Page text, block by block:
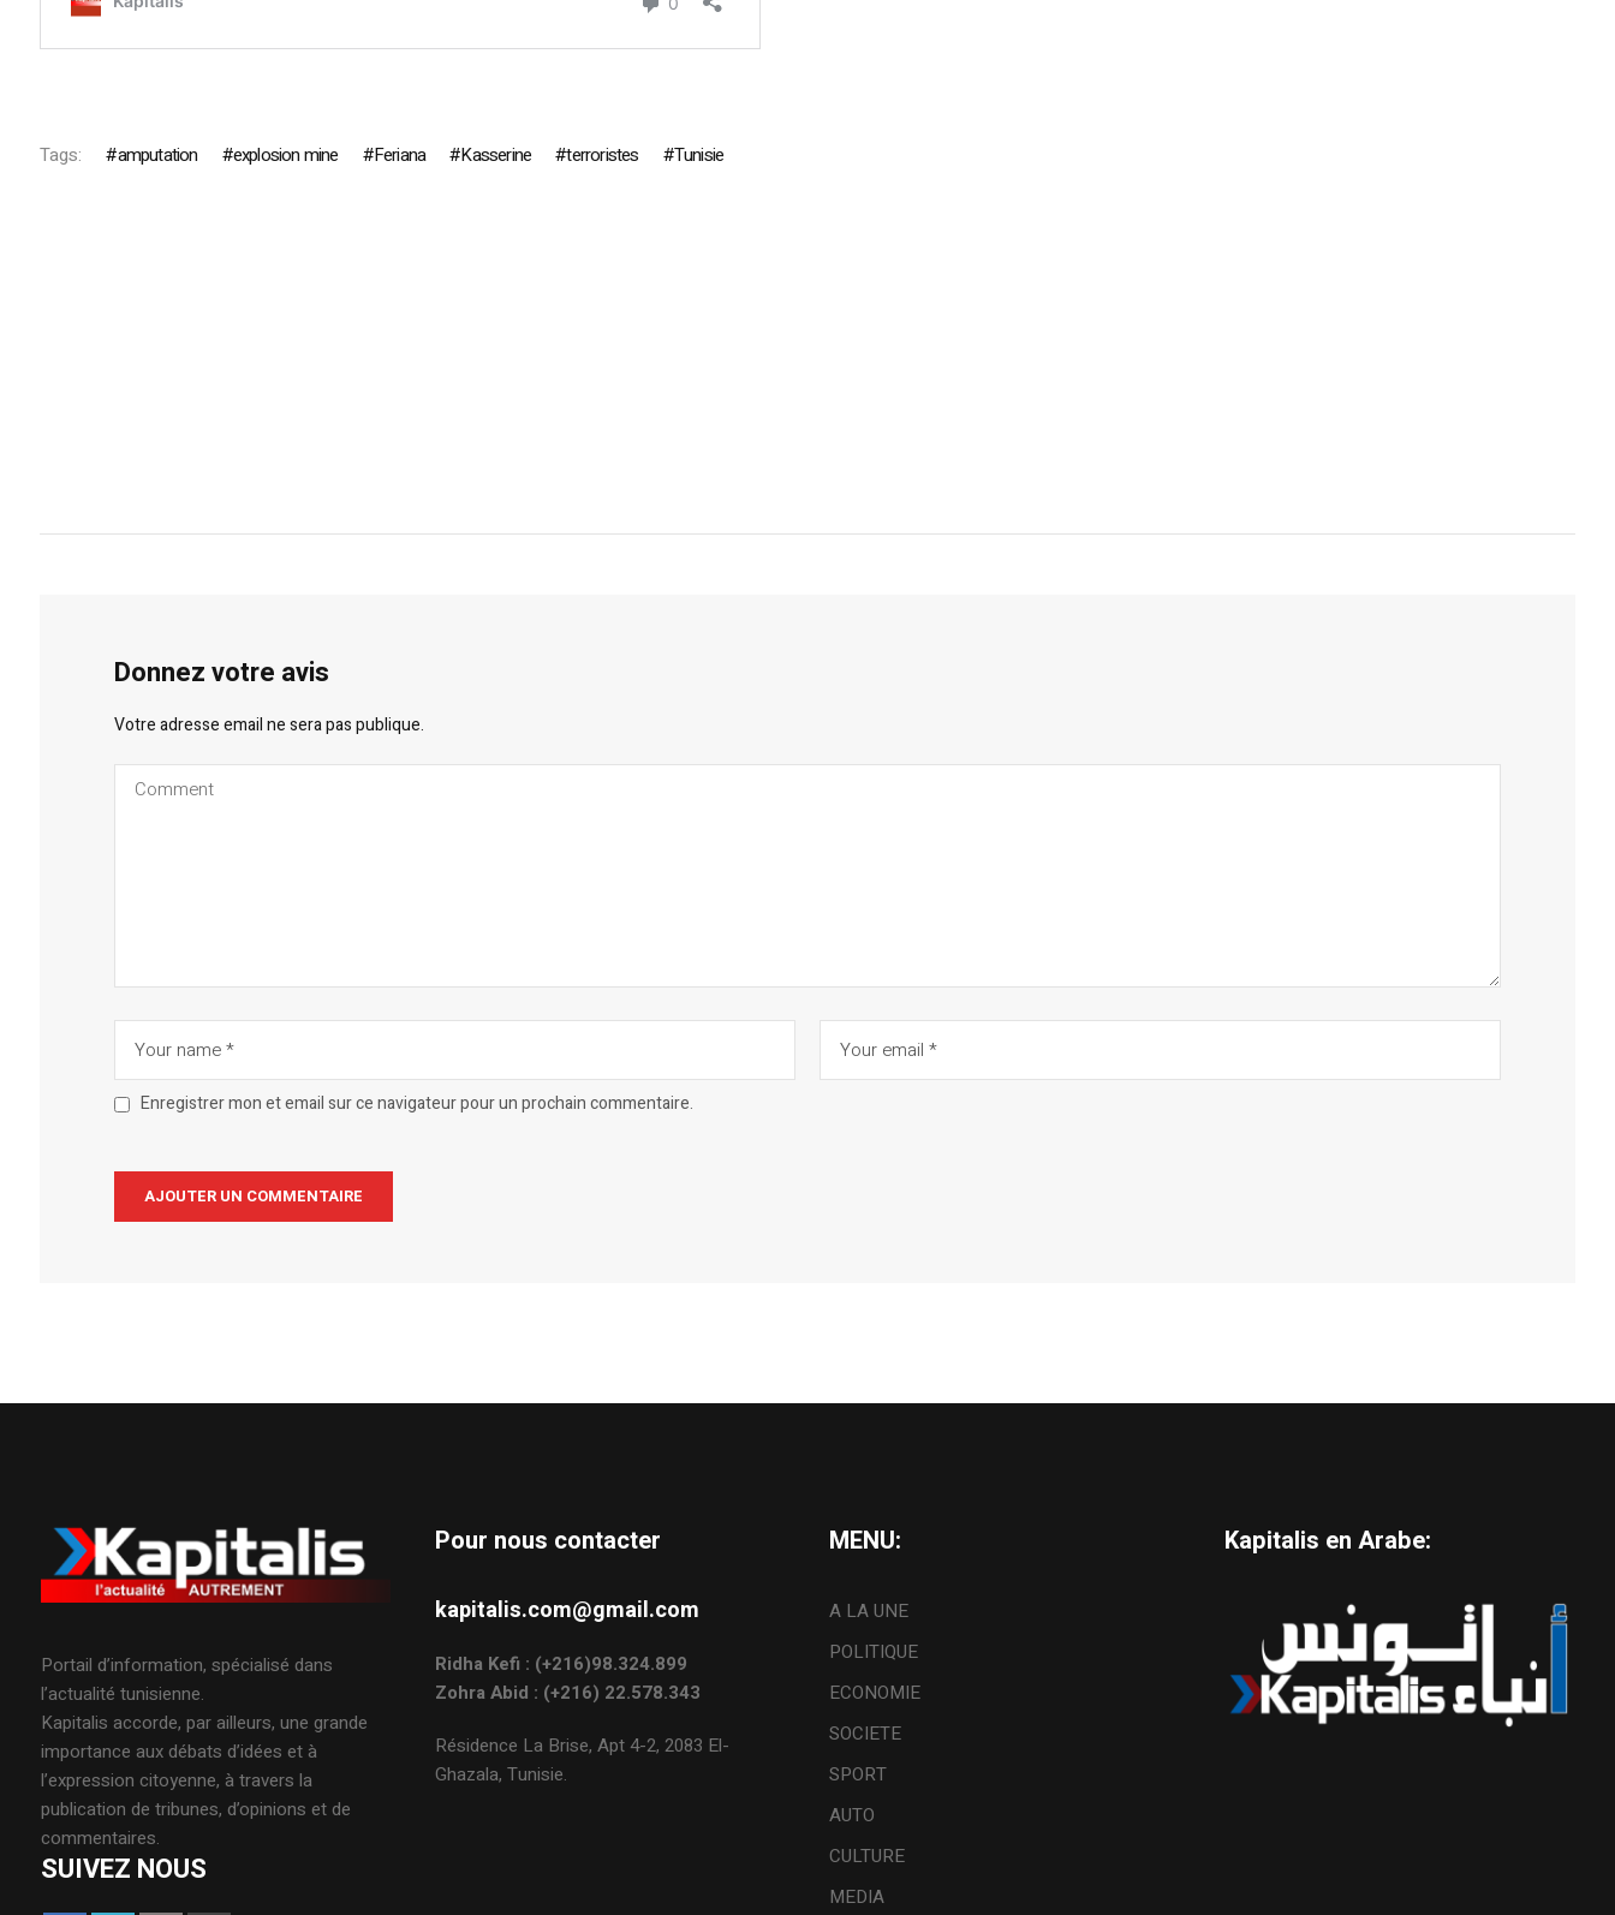
Tags: amputation explosion mine Feriana Kasserine terroristes Tunisie
Donnez votre avis
Votre adresse email ne sera pas publique.
Enregistrer mon et email sur ce navigateur pour un prochain commentaire.
Portail d’information, spécialisé dans
l’actualité tunisienne.
Kapitalis accorde, par ailleurs, une grande
importance aux débats d’idées et à
l’expression citoyenne, à travers la
publication de tribunes, d’opinions et de
commentaires.
SUIVEZ NOUS
Pour nous contacter
kapitalis.com@gmail.com
Ridha Kefi : (+216)98.324.899
Zohra Abid : (+216) 22.578.343
Résidence La Brise, Apt 4-2, 2083 El-
Ghazala, Tunisie.
MENU:
A LA UNE
POLITIQUE
ECONOMIE
SOCIETE
SPORT
AUTO
CULTURE
MEDIA
Kapitalis en Arabe: